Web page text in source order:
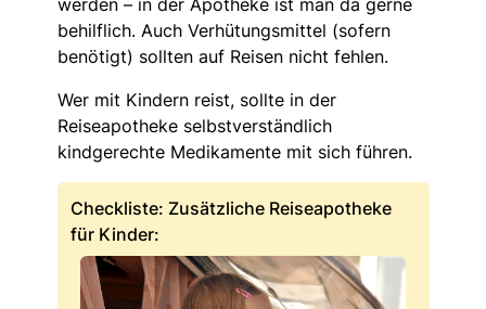
behilflich. Auch Verhütungsmittel (sofern
benötigt) sollten auf Reisen nicht fehlen.
Wer mit Kindern reist, sollte in der
Reiseapotheke selbstverständlich
kindgerechte Medikamente mit sich führen.
Checkliste: Zusätzliche Reiseapotheke
für Kinder: